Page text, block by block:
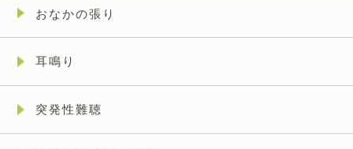
おなかの張り
耳鳴り
突発性難聴